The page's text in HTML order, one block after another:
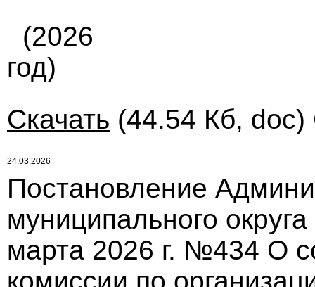
(2026
год)
Скачать (44.54 Кб, doc)
24.03.2026
Постановление
муниципального
марта 2026 г. №434 О